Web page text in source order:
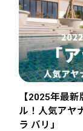
【2025年最
ル！人気アヤ
ラ バリ」